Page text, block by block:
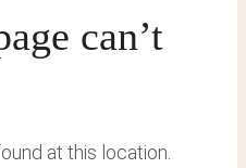
can’t
at this location.